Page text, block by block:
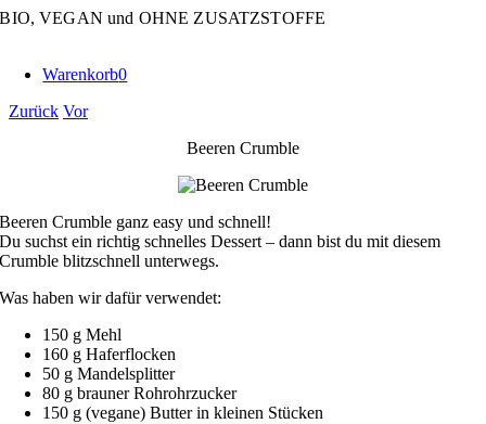
Zum
BIO, VEGAN und OHNE ZUSATZSTOFFE
Warenkorb0
Zurück Vor
Beeren Crumble
Beeren Crumble ganz easy und schnell!
Du suchst ein richtig schnelles Dessert – dann bist du mit diesem
Crumble blitzschnell unterwegs.
Was haben wir dafür verwendet:
150 g Mehl
160 g Haferflocken
50 g Mandelsplitter
80 g brauner Rohrohrzucker
150 g (vegane) Butter in kleinen Stücken